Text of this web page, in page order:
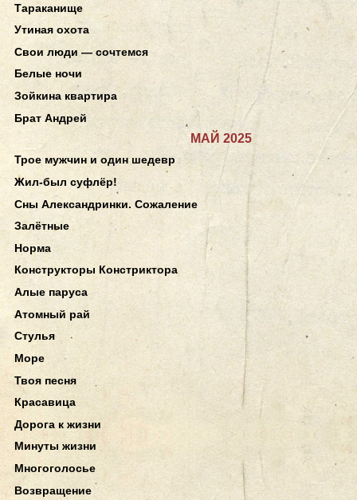
Тараканище
Утиная охота
Свои люди — сочтемся
Белые ночи
Зойкина квартира
Брат Андрей
МАЙ 2025
Трое мужчин и один шедевр
Жил-был суфлёр!
Сны Александринки. Сожаление
Залётные
Норма
Конструкторы Констриктора
Алые паруса
Атомный рай
Стулья
Море
Твоя песня
Красавица
Дорога к жизни
Минуты жизни
Многоголосье
Возвращение